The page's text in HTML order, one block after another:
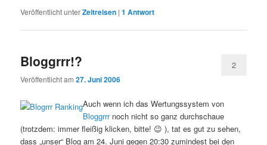
Veröffentlicht unterZeitreisen |1 Antwort
Bloggrrr!?
Veröffentlicht am27. Juni 2006
2
Auch wenn ich das Wertungssystem von
Bloggrrrnoch nicht so ganz durchschaue
(trotzdem: immer fleißig klicken, bitte! 😉 ), tat es gut zu sehen,
dass „unser“ Blog am 24. Juni gegen 20:30 zumindest bei den